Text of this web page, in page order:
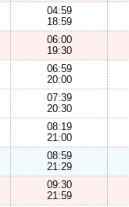
04:59
18:59
06:00
19:30
06:59
20:00
07:39
20:30
08:19
21:00
08:59
21:29
09:30
21:59